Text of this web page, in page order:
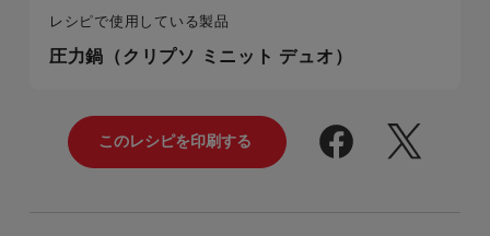
レシピで使用している製品
圧力鍋（クリプソ ミニット デュオ）